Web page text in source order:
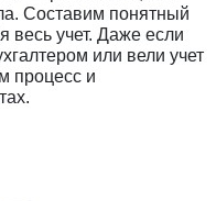
Составим понятный
весь учет. Даже если
или вели учет
процесс и